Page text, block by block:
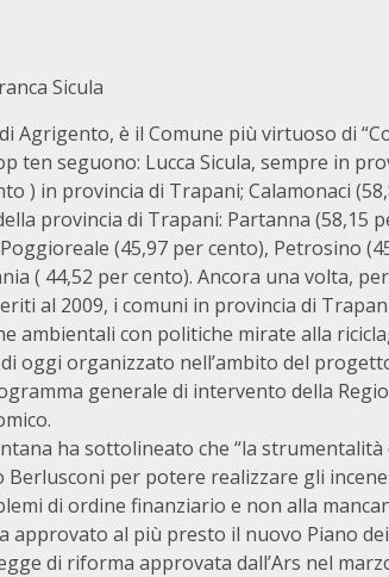
Sicula
Agrigento, è il Comune più virtuoso di
ten seguono: Lucca Sicula, sempre in
) in provincia di Trapani; Calamonaci
provincia di Trapani: Partanna (58,15
(45,97 per cento), Petrosino
( 44,52 per cento). Ancora una volta,
al 2009, i comuni in provincia di
ambientali con politiche mirate alla
oggi organizzato nell’ambito del
generale di intervento della
ha sottolineato che “la
per potere realizzare gli
di ordine finanziario e non alla
approvato al più presto il nuovo Piano
di riforma approvata dall’Ars nel